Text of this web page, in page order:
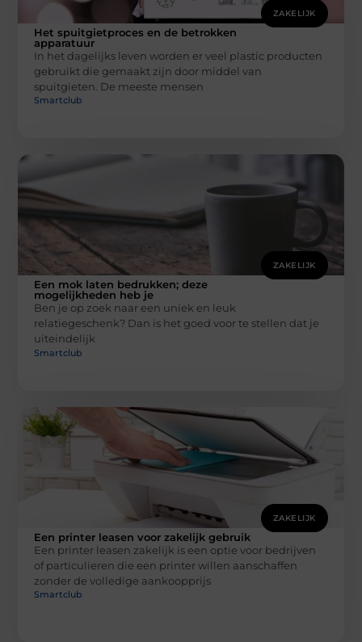
ZAKELIJK
Het spuitgietproces en de betrokken
apparatuur
In het dagelijks leven worden er veel plastic producten
gebruikt die gemaakt zijn door middel van
spuitgieten. De meeste mensen
Smartclub
ZAKELIJK
Een mok laten bedrukken; deze
mogelijkheden heb je
Ben je op zoek naar een uniek en leuk
relatiegeschenk? Dan is het goed voor te stellen dat je
uiteindelijk
Smartclub
ZAKELIJK
Een printer leasen voor zakelijk gebruik
Een printer leasen zakelijk is een optie voor bedrijven
of particulieren die een printer willen aanschaffen
zonder de volledige aankoopprijs
Smartclub